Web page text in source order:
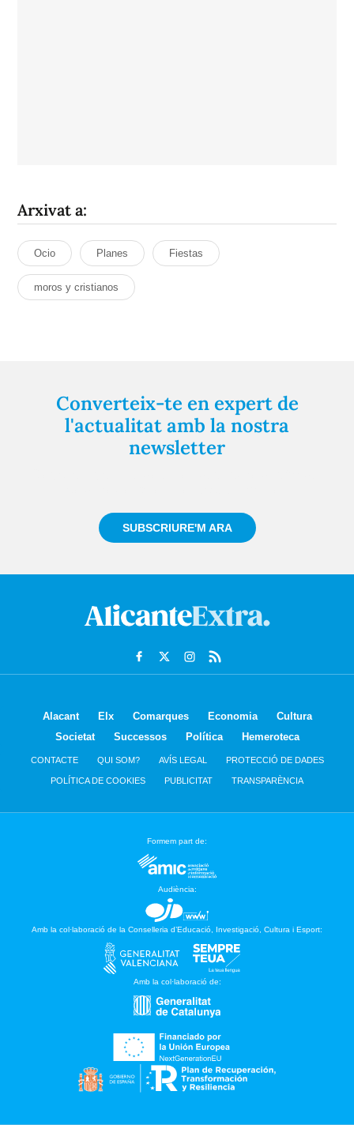
Arxivat a:
Ocio Planes Fiestas
moros y cristianos
Converteix-te en expert de
l'actualitat amb la nostra
newsletter
SUBSCRIURE'M ARA
Alacant Elx Comarques Economia
Cultura
Societat
Successos Política Hemeroteca
CONTACTE QUI SOM? AVÍS LEGAL PROTECCIÓ DE DADES
POLÍTICA DE COOKIES PUBLICITAT TRANSPARÈNCIA
Formem part de:
Audiència:
Amb la col·laboració de la Conselleria d’Educació, Investigació, Cultura i Esport:
Amb la col·laboració de: